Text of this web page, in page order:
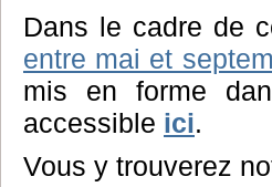
Dans le cadre de
entre mai et
mis en forme
accessible ici.
Vous y trouverez